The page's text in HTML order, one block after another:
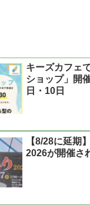
キーズカフェ
ショップ」開
日・10日
【8/28に延期
2026が開催さ